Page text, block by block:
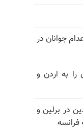
جوانان در
به اردن و
در برلین و
فرانسه